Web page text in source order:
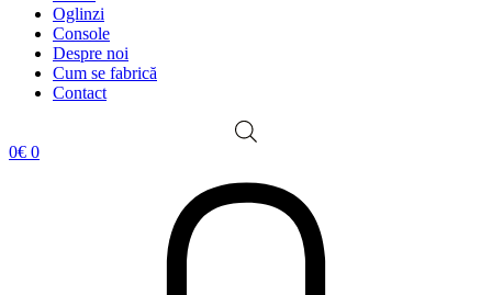
Oglinzi
Console
Despre noi
Cum se fabrică
Contact
0€ 0